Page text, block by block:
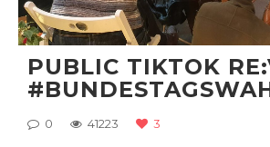
PUBLIC TIKTOK
0 41223 3